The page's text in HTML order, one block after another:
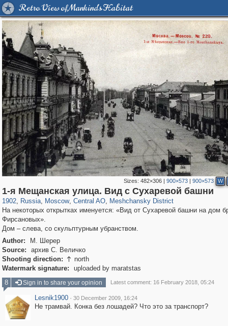
Retro View of Mankind's Habitat
Sizes:482×306 |900×573 |900×573 W
1-я Мещанская улица. Вид с Сухаревой башни
1902, Russia
1,407,276 29,248
, Moscow
319,878 8,286
, Central AO
160,021 5,916
, Meshchansky District
10,193 264
На некоторых открытках именуется: «Вид от Сухаревой башни на дом
Фирсановых».
Дом – слева, со скульптурным убранством.
Author:
М. Шерер
Source:
архив С. Величко
Shooting direction:  north
Watermark signature:
uploaded by maratstas
8
Sign in to share your opinion Latest comment: 16 February 2018, 05:24
Lesnik1900 · 30 December 2009, 16:24
Не трамвай. Конка без лошадей? Что это за транспорт?